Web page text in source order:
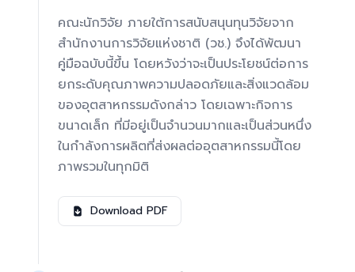
คณะนักวิจัย ภายใต้การสนับสนุนทุนวิจัยจาก
สำนักงานการวิจัยแห่งชาติ (วช.) จึงได้พัฒนา
คู่มือฉบับนี้ขึ้น โดยหวังว่าจะเป็นประโยชน์ต่อการ
ยกระดับคุณภาพความปลอดภัยและสิ่งแวดล้อม
ของอุตสาหกรรมดังกล่าว โดยเฉพาะกิจการ
ขนาดเล็ก ที่มีอยู่เป็นจำนวนมากและเป็นส่วนหนึ่ง
ในกำลังการผลิตที่ส่งผลต่ออุตสาหกรรมนี้โดย
ภาพรวมในทุกมิติ
Download PDF